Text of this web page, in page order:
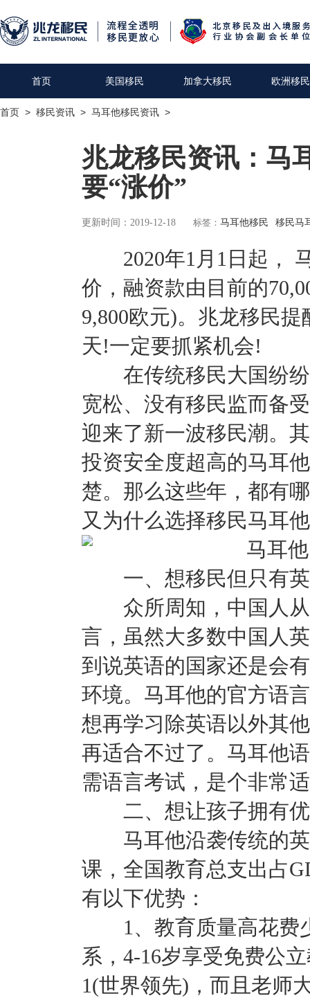
首页 美国移民 加拿大移民 欧洲移民
首页 > 移民资讯 > 马耳他移民资讯 >
兆龙移民资讯：马
要“涨价”
更新时间：2019-12-18 标签： 马耳他移民 移民马
2020年1月1日起，
价，融资款由目前的
9,800欧元)。兆龙移民
天!一定要抓紧机会!
在传统移民大国纷纷
宽松、没有移民监而备
迎来了新一波移民潮。
投资安全度超高的马耳
楚。那么这些年，都有
又为什么选择移民马耳
一、想移民但只有英
众所周知，中国人从
言，虽然大多数中国人
到说英语的国家还是会
环境。马耳他的官方语
想再学习除英语以外其
再适合不过了。马耳他
需语言考试，是个非常
二、想让孩子拥有优
马耳他沿袭传统的英
课，全国教育总支出占
有以下优势：
1、教育质量高花费
系，4-16岁享受免费公
1(世界领先)，而且老师